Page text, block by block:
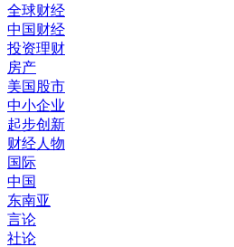
全球财经
中国财经
投资理财
房产
美国股市
中小企业
起步创新
财经人物
国际
中国
东南亚
言论
社论